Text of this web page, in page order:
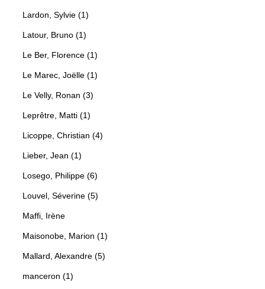
Lardon, Sylvie (1)
Latour, Bruno (1)
Le Ber, Florence (1)
Le Marec, Joëlle (1)
Le Velly, Ronan (3)
Leprêtre, Matti (1)
Licoppe, Christian (4)
Lieber, Jean (1)
Losego, Philippe (6)
Louvel, Séverine (5)
Maffi, Irène
Maisonobe, Marion (1)
Mallard, Alexandre (5)
manceron (1)